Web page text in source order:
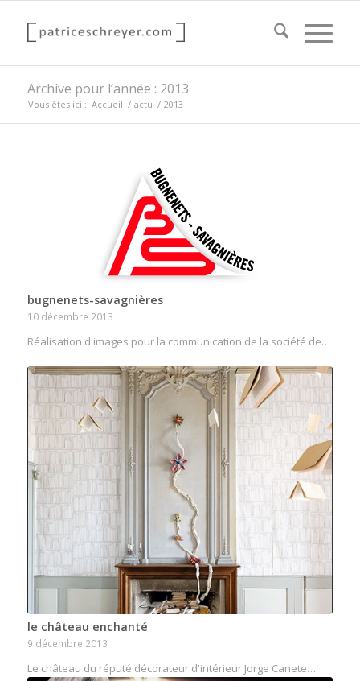
Archive pour l’année : 2013
Vous êtes ici : Accueil / actu / 2013
bugnenets-savagnières
10 décembre 2013
Réalisation d'images pour la communication de la société de…
le château enchanté
9 décembre 2013
Le château du réputé décorateur d'intérieur Jorge Canete…